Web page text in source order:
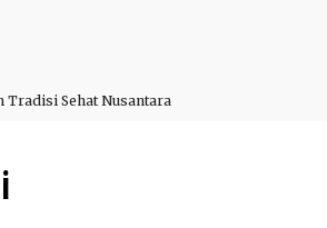
Tradisi Sehat Nusantara